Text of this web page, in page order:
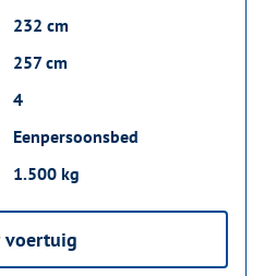
232 cm
257 cm
4
Eenpersoonsbed
1.500 kg
voertuig